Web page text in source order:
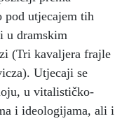
utjecajem tih
u dramskim
(Tri kavaljera frajle
Utjecaji se
u vitalističko-
i ideologijama, ali i